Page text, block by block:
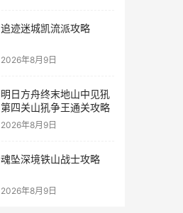
追迹迷城凯流派攻略
2026年8月9日
明日方舟终末地山中见犼
第四关山犼争王通关攻略
2026年8月9日
魂坠深境铁山战士攻略
2026年8月9日